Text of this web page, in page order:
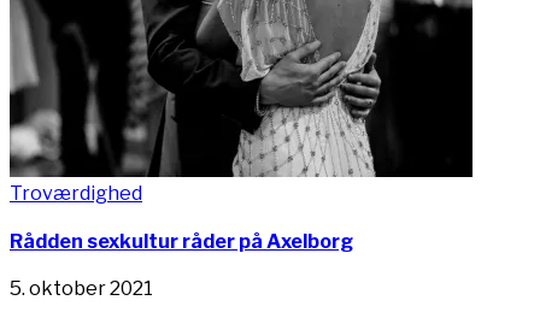
Troværdighed
Rådden sexkultur råder på Axelborg
5. oktober 2021